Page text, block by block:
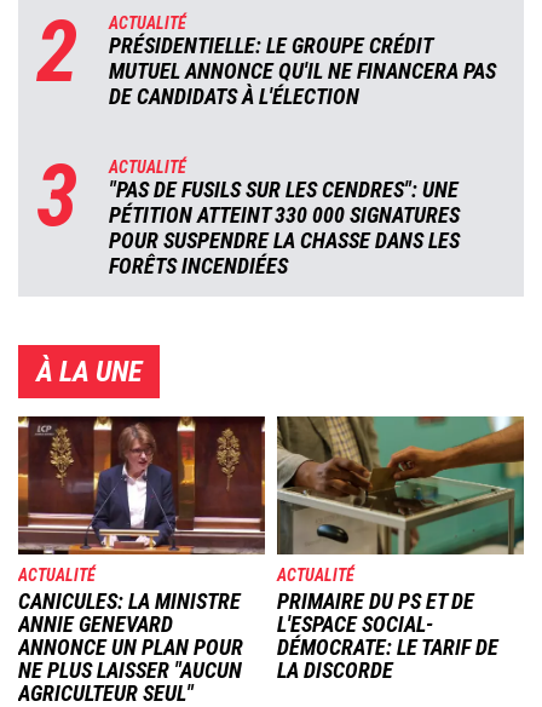
2 ACTUALITÉ
PRÉSIDENTIELLE: LE GROUPE CRÉDIT
MUTUEL ANNONCE QU'IL NE FINANCERA PAS
DE CANDIDATS À L'ÉLECTION
3 ACTUALITÉ
"PAS DE FUSILS SUR LES CENDRES": UNE
PÉTITION ATTEINT 330 000 SIGNATURES
POUR SUSPENDRE LA CHASSE DANS LES
FORÊTS INCENDIÉES
À LA UNE
Image
ACTUALITÉ
CANICULES: LA MINISTRE
ANNIE GENEVARD
ANNONCE UN PLAN POUR
NE PLUS LAISSER "AUCUN
AGRICULTEUR SEUL"
Image
ACTUALITÉ
PRIMAIRE DU PS ET DE
L'ESPACE SOCIAL-
DÉMOCRATE: LE TARIF DE
LA DISCORDE